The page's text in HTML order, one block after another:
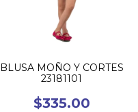
BLUSA MOÑO Y CORTES
23181101
$335.00